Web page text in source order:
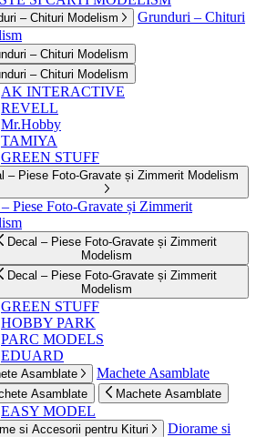
– Chituri Modelism
Grunduri – Chituri
– Chituri Modelism
– Chituri Modelism
AK INTERACTIVE
REVELL
Mr.Hobby
TAMIYA
GREEN STUFF
– Piese Foto-Gravate și Zimmerit Modelism
Piese Foto-Gravate și Zimmerit
Decal – Piese Foto-Gravate și Zimmerit
Modelism
Decal – Piese Foto-Gravate și Zimmerit
Modelism
GREEN STUFF
HOBBY PARK
PARC MODELS
EDUARD
Asamblate Machete Asamblate
Asamblate Machete Asamblate
EASY MODEL
si Accesorii pentru Kituri
Diorame si